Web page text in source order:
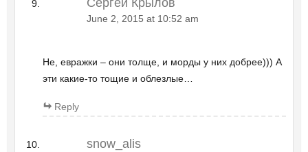
Сергей Крылов
June 2, 2015 at 10:52 am
Не, евражки – они толще, и морды у них добрее))) А
эти какие-то тощие и облезлые…
Reply
snow_alis